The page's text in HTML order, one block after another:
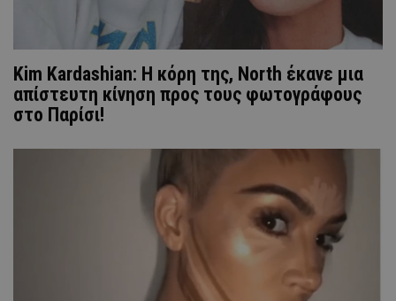
Kim Kardashian: Η κόρη της, North έκανε μια
απίστευτη κίνηση προς τους φωτογράφους
στο Παρίσι!